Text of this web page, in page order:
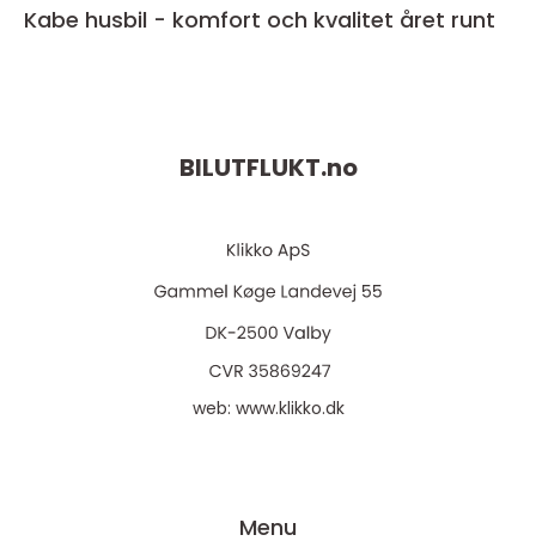
Kabe husbil - komfort och kvalitet året runt
BILUTFLUKT.no
web: www.klikko.dk
Menu